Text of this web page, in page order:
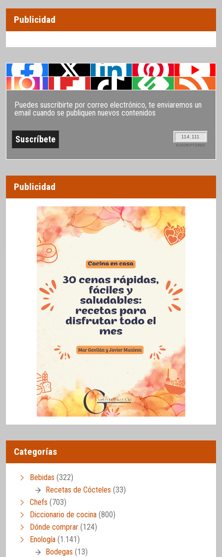
Publicidad
Puedes suscribirte por correo electrónico, te enviaremos un
email cuando se publiquen nuevos contenidos
114.111
SUSCRIPTORES
Publicidad
Categorías
Bebidas (322)
Recetas de Cócteles (33)
Chefs (703)
Diccionario de cocina (800)
Dónde comprar (124)
Enología (1.141)
Bodegas (13)